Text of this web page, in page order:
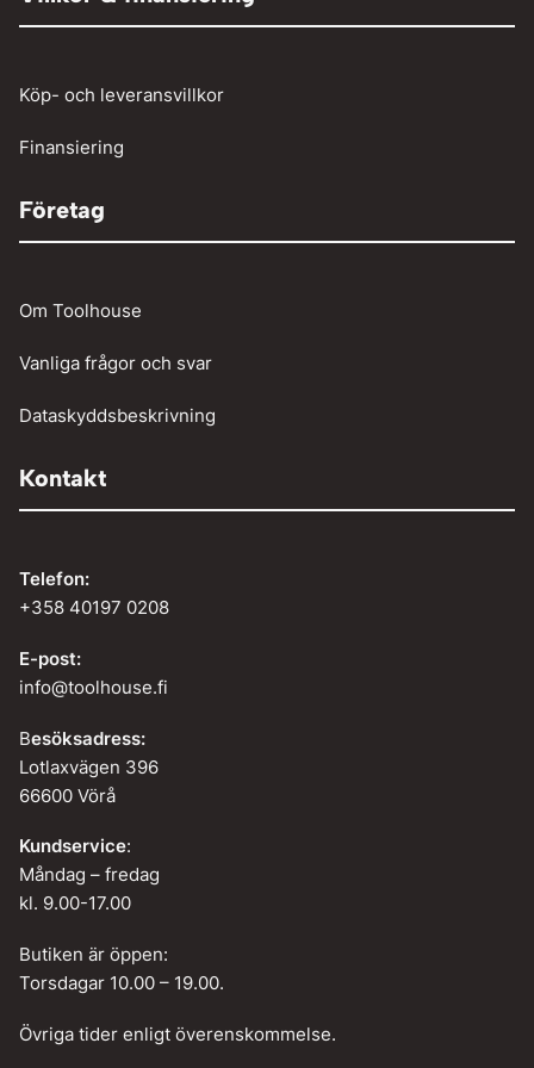
Vinschar
Köp- och leveransvillkor
Finansiering
Företag
Om Toolhouse
Vanliga frågor och svar
Dataskyddsbeskrivning
Kontakt
Telefon:
+358 40197 0208
E-post:
info@toolhouse.fi
Besöksadress:
Lotlaxvägen 396
66600 Vörå
Kundservice:
Måndag – fredag
kl. 9.00-17.00
Butiken är öppen:
Torsdagar 10.00 – 19.00.
Övriga tider enligt överenskommelse.